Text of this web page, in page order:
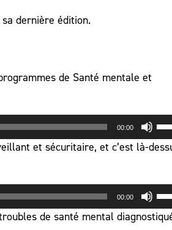
dernière édition.
de Santé mentale et
00:00
les
ou
et sécuritaire, et c’est là-
00:00
les
de santé mental